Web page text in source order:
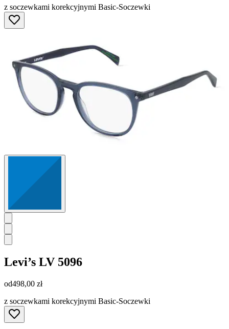
z soczewkami korekcyjnymi Basic-Soczewki
Levi’s LV 5096
od498,00 zł
z soczewkami korekcyjnymi Basic-Soczewki